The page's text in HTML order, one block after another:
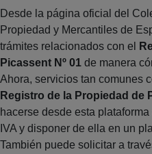
Desde la página oficial del
Propiedad y Mercantiles de
trámites relacionados con el
Picassent Nº 01 de manera
Ahora, servicios tan comunes
Registro de la Propiedad de
hacerse desde esta
IVA y disponer de ella en un
También puede solicitar a